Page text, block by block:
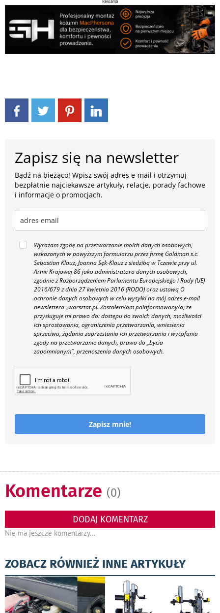
Reklama
Zapisz się na newsletter
Bądź na bieżąco! Wpisz swój adres e-mail i otrzymuj
bezpłatnie najciekawsze artykuły, relacje, porady fachowe
i informacje o promocjach.
Wyrażam zgodę na przetwarzanie moich danych osobowych,
wskazanych w powyższym formularzu przez firmę Goldman s.c.
Sebastian Klauz, Joanna Sęk-Klauz z siedzibą w Tczewie przy ul.
Armii Krajowej 86 jako administratora danych osobowych,
zgodnie z Rozporządzeniem Parlamentu Europejskiego i Rady (UE)
2016/679 z dnia 27 kwietnia 2016 (RODO) oraz ustawą O
ochronie danych osobowych w celu wysyłki na mój adres e-mail
newslettera „warsztat.pl. Zostałem/am poinformowany/a, że
przysługuje mi prawo do: dostępu do swoich danych, możliwości
ich sprostowania, ograniczenia przetwarzania, wniesienia
sprzeciwu, żądania zaprzestania ich przetwarzania i wycofania
zgody na przetwarzanie danych, prawo do „bycia
zapomnianym", przenoszenia danych osobowych.
Zapisz mnie!
Komentarze (0)
DODAJ KOMENTARZ
Nie ma jeszcze komentarzy...
ZOBACZ RÓWNIEŻ INNE ARTYKUŁY